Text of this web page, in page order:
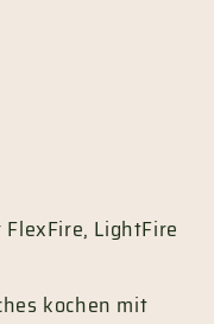
LightFire
kochen mit